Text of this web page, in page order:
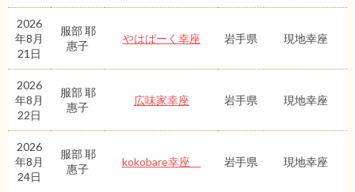
2026
年8月
21日
服部 耶
惠子
やはぱーく幸座 岩手県 現地幸座
2026
年8月
22日
服部 耶
惠子
広味家幸座 岩手県 現地幸座
2026
年8月
24日
服部 耶
惠子
kokobare幸座 岩手県 現地幸座